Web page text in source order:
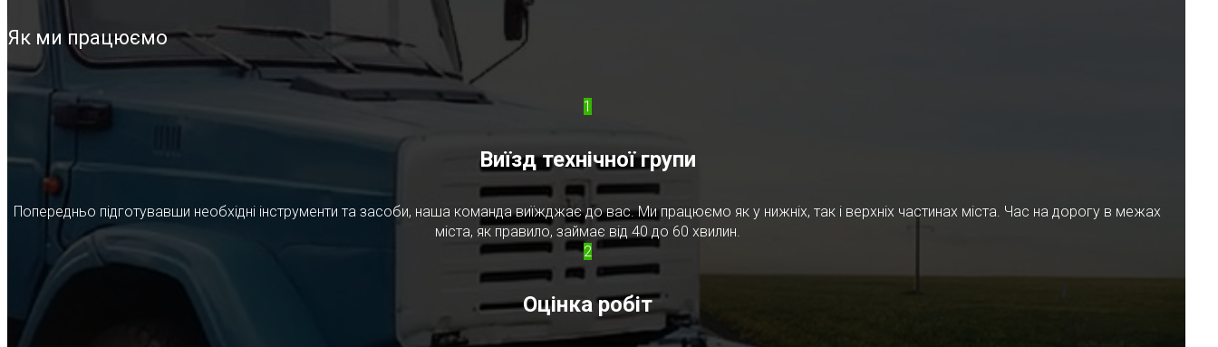
Як ми працюємо
1
Виїзд технічної групи
Попередньо підготувавши необхідні інструменти та засоби, наша команда виїжджає до вас. Ми працюємо як у нижніх, так і верхніх частинах міста. Час на дорогу в межах
міста, як правило, займає від 40 до 60 хвилин.
2
Оцінка робіт